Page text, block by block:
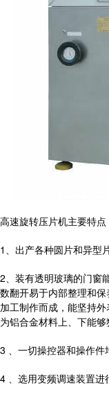
高速旋转压片机主要特点
1、出产各种圆片和异型片
2、装有透明玻璃的门窗
数翻开易于内部整理和
加工制作而成，能坚持
为铝合金材料上、下能够
3 、一切操控器和操作件
4 、选用变频调速装置进